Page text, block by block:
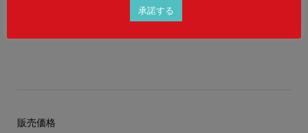
予めご理解を賜りますよう、何卒宜しくお願い申し上
販売価格
承諾する